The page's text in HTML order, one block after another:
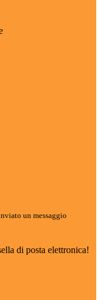
un messaggio
di posta elettronica!